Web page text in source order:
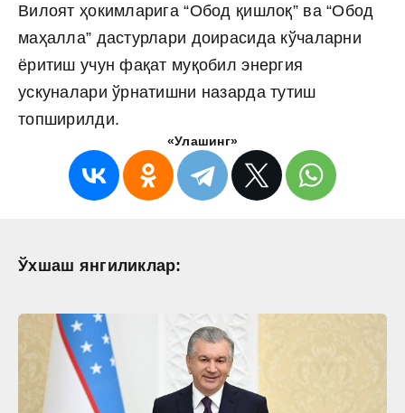
Вилоят ҳокимларига “Обод қишлоқ” ва “Обод
маҳалла” дастурлари доирасида кўчаларни
ёритиш учун фақат муқобил энергия
ускуналари ўрнатишни назарда тутиш
топширилди.
«Улашинг»
Ўхшаш янгиликлар: